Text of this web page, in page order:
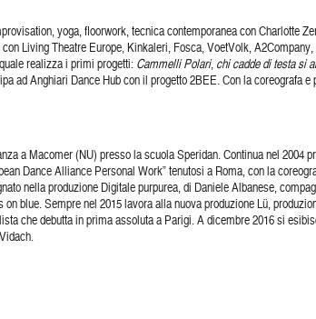
yoga, floorwork, tecnica contemporanea con Charlotte
Living Theatre Europe, Kinkaleri, Fosca, VoetVolk,
realizza i primi progetti: Cammelli Polari, chi cadde di testa si
ad Anghiari Dance Hub con il progetto 2BEE. Con la coreografa
a Macomer (NU) presso la scuola Speridan. Continua nel 2004
Dance Alliance Personal Work” tenutosi a Roma, con la
nella produzione Digitale purpurea, di Daniele Albanese,
blue. Sempre nel 2015 lavora alla nuova produzione Lü,
che debutta in prima assoluta a Parigi. A dicembre 2016 si